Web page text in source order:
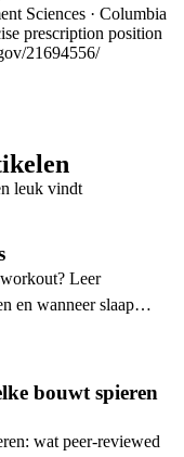
Sciences · Columbia
prescription position
21694556/
leuk vindt
Leer
en wanneer slaap
bouwt spieren
wat peer-reviewed